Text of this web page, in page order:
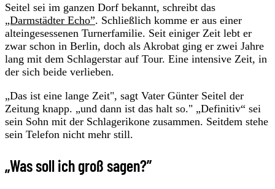
Seitel sei im ganzen Dorf bekannt, schreibt das
„Darmstädter Echo”. Schließlich komme er aus einer
alteingesessenen Turnerfamilie. Seit einiger Zeit lebt er
zwar schon in Berlin, doch als Akrobat ging er zwei Jahre
lang mit dem Schlagerstar auf Tour. Eine intensive Zeit, in
der sich beide verlieben.
„Das ist eine lange Zeit", sagt Vater Günter Seitel der
Zeitung knapp. „und dann ist das halt so." „Definitiv“ sei
sein Sohn mit der Schlagerikone zusammen. Seitdem stehe
sein Telefon nicht mehr still.
„Was soll ich groß sagen?”